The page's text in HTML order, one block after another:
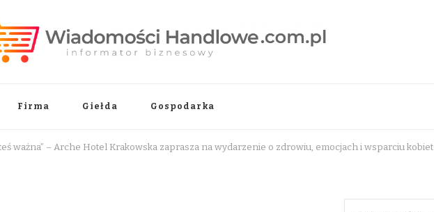
Firma Giełda Gospodarka
ważna” – Arche Hotel Krakowska zaprasza na wydarzenie o zdrowiu, emocjach i wsparciu kobiet